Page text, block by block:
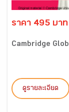
ราคา 495 บาท
Cambridge
ดูรายละเอียด